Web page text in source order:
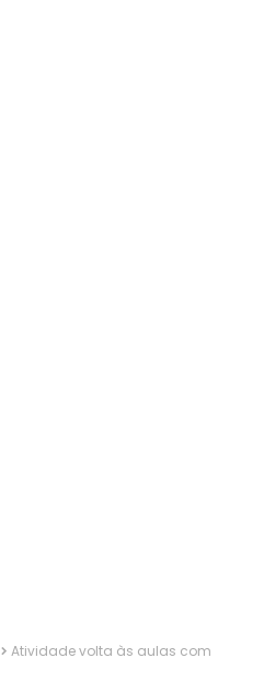
Atividade volta às aulas com